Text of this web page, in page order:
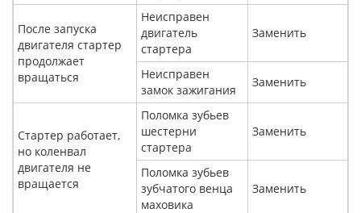
После запуска
двигателя стартер
продолжает
вращаться
Неисправен
двигатель
стартера
Заменить
Неисправен
замок зажигания
Заменить
Стартер работает,
но коленвал
двигателя не
вращается
Поломка зубьев
шестерни
стартера
Заменить
Поломка зубьев
зубчатого венца
маховика
Заменить